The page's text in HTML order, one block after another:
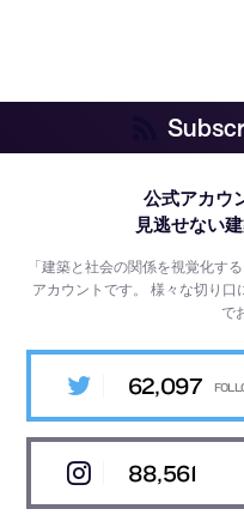
公式アカウ
見逃せない
「建築と社会の関係を視覚化す
アカウントです。様々な切り口
で
62,097
88,561